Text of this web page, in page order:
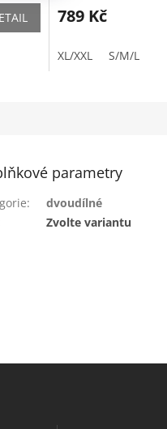
789 Kč
XL/XXL S/M/L
parametry
:
dvoudílné
Zvolte variantu